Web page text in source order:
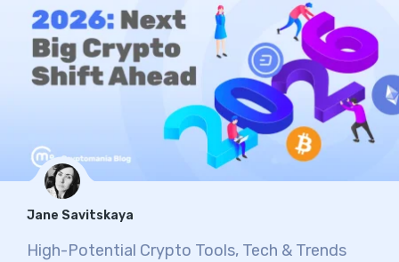
Jane Savitskaya
High-Potential Crypto Tools, Tech & Trends